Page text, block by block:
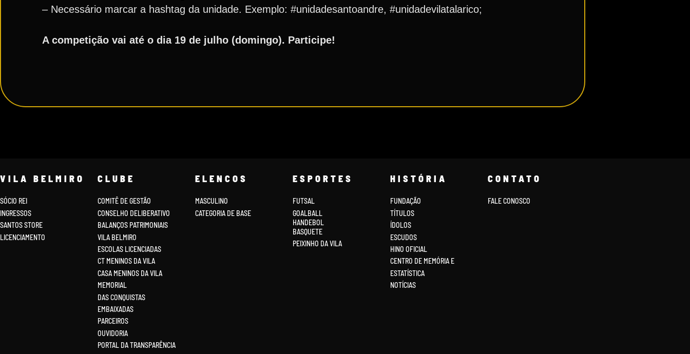
– Necessário marcar a hashtag da unidade. Exemplo: #unidadesantoandre, #unidadevilatalarico;⁣⁣⁣⁣⁣
⁣⁣⁣⁣A competição vai até o dia 19 de julho (domingo). Participe!
VILA BELMIRO
SÓCIO REI
INGRESSOS
SANTOS STORE
LICENCIAMENTO
CLUBE
COMITÊ DE GESTÃO
CONSELHO DELIBERATIVO
BALANÇOS PATRIMONIAIS
VILA BELMIRO
ESCOLAS LICENCIADAS
CT MENINOS DA VILA
CASA MENINOS DA VILA
MEMORIAL
DAS CONQUISTAS
EMBAIXADAS
PARCEIROS
OUVIDORIA
PORTAL DA TRANSPARÊNCIA
ELENCOS
MASCULINO
CATEGORIA DE BASE
ESPORTES
FUTSAL
GOALBALL
HANDEBOL
BASQUETE
PEIXINHO DA VILA
HISTÓRIA
FUNDAÇÃO
TÍTULOS
ÍDOLOS
ESCUDOS
HINO OFICIAL
CENTRO DE MEMÓRIA E
ESTATÍSTICA
NOTÍCIAS
CONTATO
FALE CONOSCO